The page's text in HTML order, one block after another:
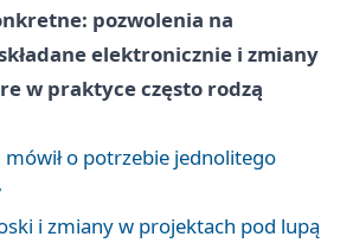
pozwolenia na
elektronicznie i zmiany
w praktyce często rodzą
o potrzebie jednolitego
i zmiany w projektach pod lupą